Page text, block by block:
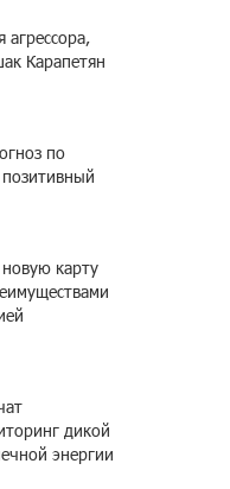
агрессора,
Карапетян
по
карту
дикой
энергии